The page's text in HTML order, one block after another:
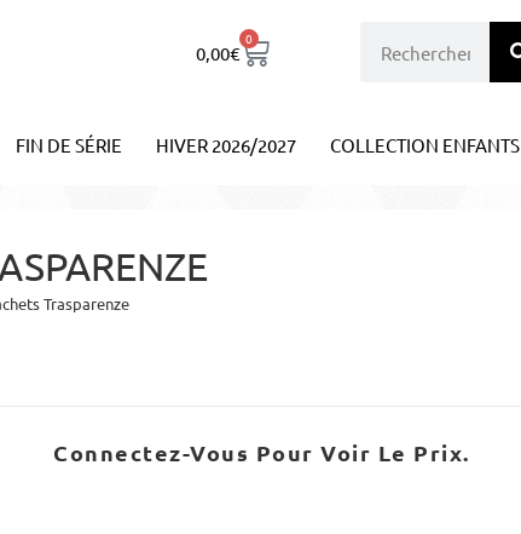
0,00€
0
FIN DE SÉRIE HIVER 2026/2027 COLLECTION ENFANTS
Trasparenze
Connectez-Vous Pour Voir Le Prix.